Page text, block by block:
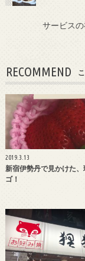
サービス
RECOMMEND
2019.3.13
新宿伊勢丹で見かけた
ゴ！